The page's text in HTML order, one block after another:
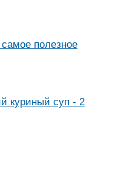
полезное
куриный суп - 2